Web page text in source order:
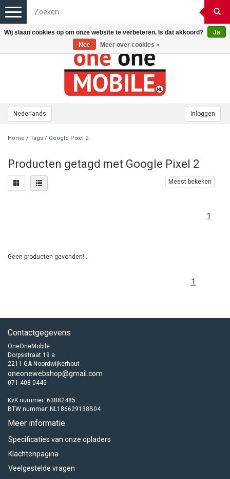
Nederlands Inloggen
Toggle
navigation
Home / Tags / Google Pixel 2
Producten getagd met Google Pixel 2
Meest bekeken
1
Geen producten gevonden!...
1
Contactgegevens
OneOneMobile
Dorpsstraat 19 a
2211 GA Noordwijkerhout
oneonewebshop@gmail.com
071 408 0445
KvK nummer: 63882485
BTW nummer: NL186629138B04
Meer informatie
Specificaties van onze opladers
Klachtenpagina
Veelgestelde vragen
Wij slaan cookies op om onze website te verbeteren. Is dat akkoord?
Ja
Nee
Meer over cookies »